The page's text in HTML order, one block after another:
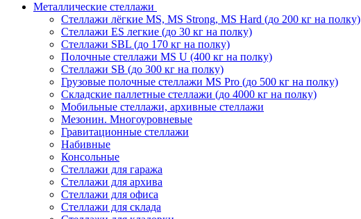
Металлические стеллажи
Стеллажи лёгкие MS, MS Strong, MS Hard (до 200 кг на полку)
Стеллажи ES легкие (до 30 кг на полку)
Стеллажи SBL (до 170 кг на полку)
Полочные стеллажи MS U (400 кг на полку)
Стеллажи SB (до 300 кг на полку)
Грузовые полочные стеллажи MS Pro (до 500 кг на полку)
Складские паллетные стеллажи (до 4000 кг на полку)
Мобильные стеллажи, архивные стеллажи
Мезонин. Многоуровневые
Гравитационные стеллажи
Набивные
Консольные
Стеллажи для гаража
Стеллажи для архива
Стеллажи для офиса
Стеллажи для склада